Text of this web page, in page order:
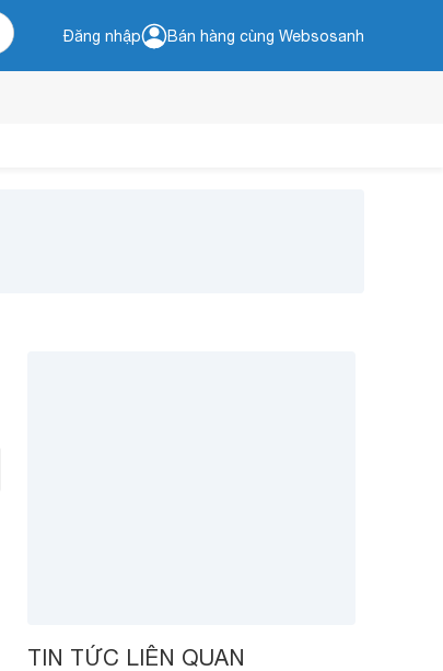
Đăng nhập Bán hàng cùng Websosanh
TIN TỨC LIÊN QUAN